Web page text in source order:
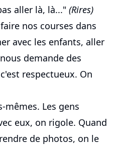
aller là, là..." (Rires)
nos courses dans
avec les enfants, aller
demande des
respectueux. On
mêmes. Les gens
eux, on rigole. Quand
de photos, on le